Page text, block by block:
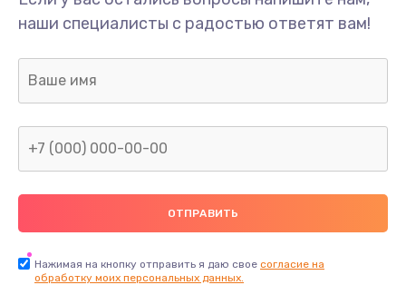
наши специалисты с радостью ответят вам!
Нажимая на кнопку отправить я даю свое согласие на
обработку моих персональных данных.